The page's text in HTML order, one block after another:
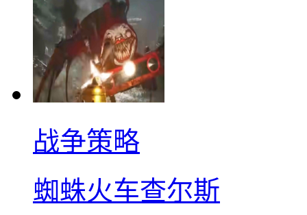
战争策略
蜘蛛火车查尔斯